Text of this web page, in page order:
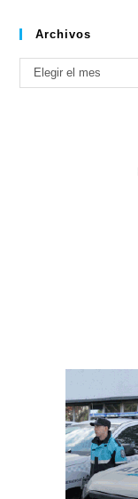
Archivos
Archivos
Elegir el mes